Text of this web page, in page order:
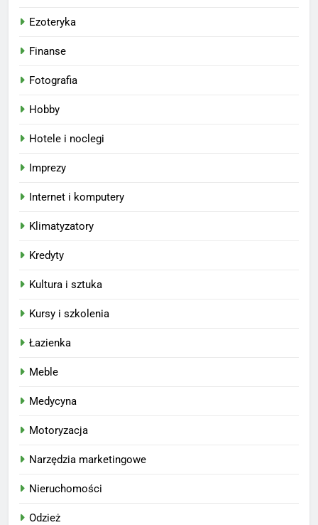
Ezoteryka
Finanse
Fotografia
Hobby
Hotele i noclegi
Imprezy
Internet i komputery
Klimatyzatory
Kredyty
Kultura i sztuka
Kursy i szkolenia
Łazienka
Meble
Medycyna
Motoryzacja
Narzędzia marketingowe
Nieruchomości
Odzież